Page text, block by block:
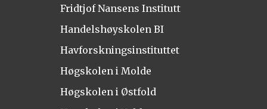
Fridtjof Nansens Institutt
Handelshøyskolen BI
Havforskningsinstituttet
Høgskolen i Molde
Høgskolen i Østfold